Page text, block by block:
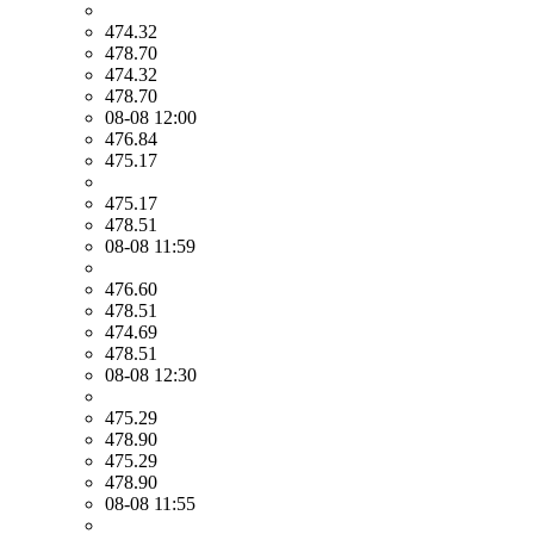
474.32
478.70
474.32
478.70
08-08 12:00
476.84
475.17
475.17
478.51
08-08 11:59
476.60
478.51
474.69
478.51
08-08 12:30
475.29
478.90
475.29
478.90
08-08 11:55